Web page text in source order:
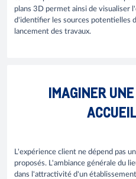
plans 3D permet ainsi de visualiser
d'identifier les sources potentielles
lancement des travaux.
IMAGINER
L'expérience client ne dépend pas
proposés. L'ambiance générale du
dans l'attractivité d'un